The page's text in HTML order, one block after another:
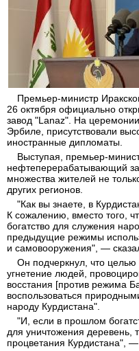
Премьер-министр
26 октября официально
завод "Lanaz". На
Эрбиле, присутствовали
иностранные дипломаты.
Выступая, премьер-
нефтеперерабатывающий
множества жителей не
других регионов.
"Как вы знаете, в
К сожалению, вместо того,
богатство для служения
предыдущие режимы
и самовооружения", —
Он подчеркнул, что целью
угнетение людей,
восстания [против режима
воспользоваться
народу Курдистана".
"И, если в прошлом
для уничтожения деревень,
процветания Курдистана", —